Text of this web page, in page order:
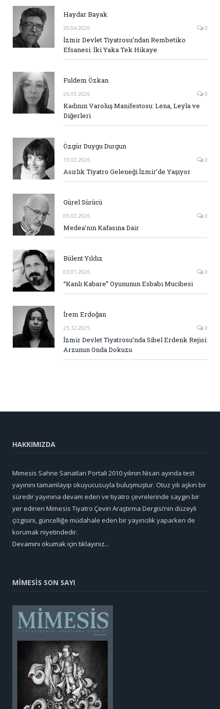
Haydar Bayak
29.04.2026 0
İzmir Devlet Tiyatrosu’ndan Rembetiko
Efsanesi: İki Yaka Tek Hikaye
Fuldem Özkan
26.03.2026 0
Kadının Varoluş Manifestosu: Lena, Leyla ve
Diğerleri
Özgür Duygu Durgun
13.03.2026 0
Asırlık Tiyatro Geleneği İzmir’de Yaşıyor
Gürel Sürücü
05.03.2026 0
Medea’nın Kafasına Dair
Bülent Yıldız
03.01.2026 0
“Kanlı Kabare” Oyununun Esbabı Mucibesi
İrem Erdoğan
25.12.2025 0
İzmir Devlet Tiyatrosu’nda Sibel Erdenk Rejisi:
Arzunun Onda Dokuzu
HAKKIMIZDA
Mimesis Sahne Sanatları Portali 2010 yılının Nisan ayında test
yayınını tamamlayıp okuyucusuyla buluşmuştur. Otuz yılı aşkın bir
süredir yayınına devam eden ve tiyatro çevrelerinde saygın bir
yer edinen Mimesis Tiyatro Çeviri Araştırma Dergisi’nin düzeyli
çizgisini, güncelliğe müdahale eden bir yayıncılık yaparken de
korumak niyetindedir.
Devamını okumak için tıklayınız...
MİMESİS SON SAYI